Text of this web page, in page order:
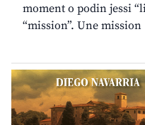
moment o podin jessi
“mission”. Une